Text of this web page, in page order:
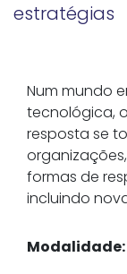
estratégias
Num mundo
tecnológica,
resposta se
formas de
incluindo
Modalidade: